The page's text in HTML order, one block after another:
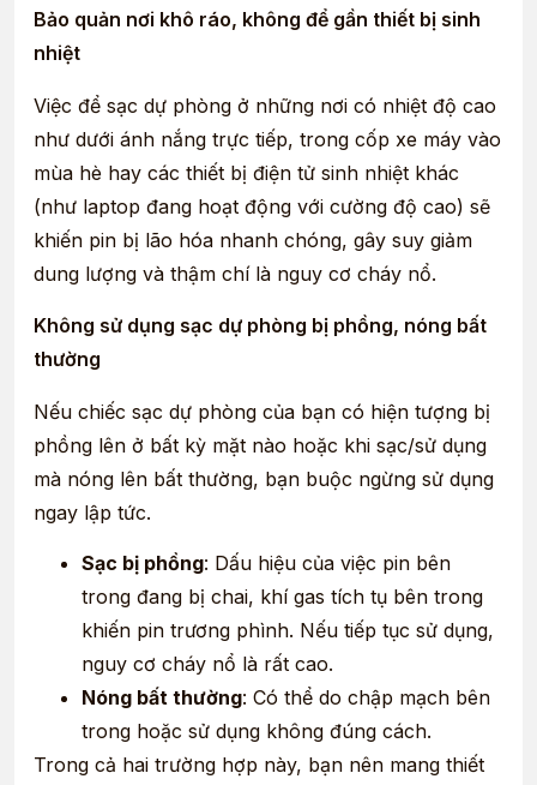
Bảo quản nơi khô ráo, không để gần thiết bị sinh
nhiệt
Việc để sạc dự phòng ở những nơi có nhiệt độ cao
như dưới ánh nắng trực tiếp, trong cốp xe máy vào
mùa hè hay các thiết bị điện tử sinh nhiệt khác
(như laptop đang hoạt động với cường độ cao) sẽ
khiến pin bị lão hóa nhanh chóng, gây suy giảm
dung lượng và thậm chí là nguy cơ cháy nổ.
Không sử dụng sạc dự phòng bị phồng, nóng bất
thường
Nếu chiếc sạc dự phòng của bạn có hiện tượng bị
phồng lên ở bất kỳ mặt nào hoặc khi sạc/sử dụng
mà nóng lên bất thường, bạn buộc ngừng sử dụng
ngay lập tức.
Sạc bị phồng: Dấu hiệu của việc pin bên
trong đang bị chai, khí gas tích tụ bên trong
khiến pin trương phình. Nếu tiếp tục sử dụng,
nguy cơ cháy nổ là rất cao.
Nóng bất thường: Có thể do chập mạch bên
trong hoặc sử dụng không đúng cách.
Trong cả hai trường hợp này, bạn nên mang thiết